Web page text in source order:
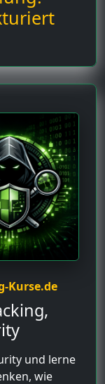
Kurse.de
und lerne
wie